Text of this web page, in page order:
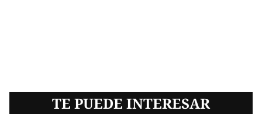
TE PUEDE INTERESAR